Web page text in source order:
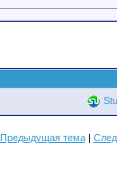
Предыдущая тема|